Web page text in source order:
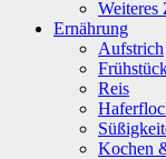
Weiteres
Ernährung
Aufstrich
Reis
Kochen